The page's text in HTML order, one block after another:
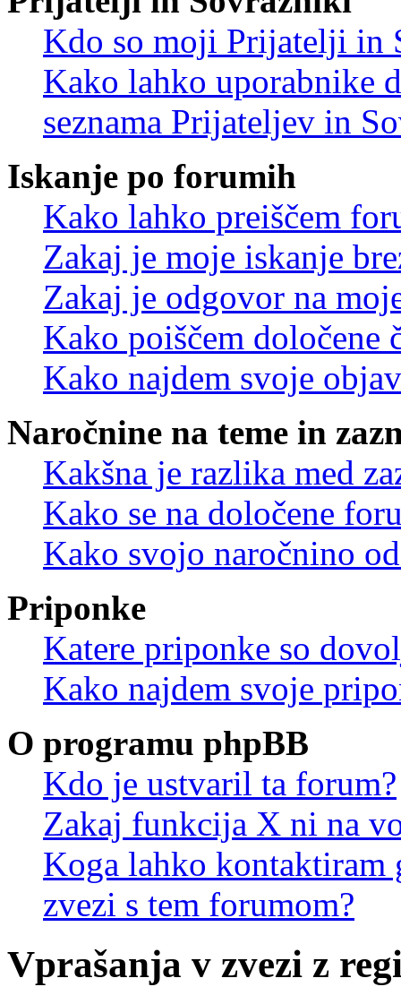
Kdo so moji Prijatelji in
Kako lahko uporabnike
seznama Prijateljev in
Iskanje po forumih
Kako lahko preiščem
Zakaj je moje iskanje
Zakaj je odgovor na
Kako poiščem določene
Kako najdem svoje
Naročnine na teme in
Kakšna je razlika med
Kako se na določene
Kako svojo naročnino
Priponke
Katere priponke so
Kako najdem svoje
O programu phpBB
Kdo je ustvaril ta forum?
Zakaj funkcija X ni na
Koga lahko kontaktiram
zvezi s tem forumom?
Vprašanja v zvezi z